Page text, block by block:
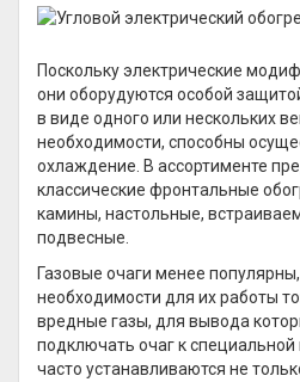
Поскольку электрические
они оборудуются особой
в виде одного или нескольких
необходимости, способны
охлаждение. В ассортименте
классические фронтальные
камины, настольные,
подвесные.
Газовые очаги менее
необходимости для их работы
вредные газы, для вывода
подключать очаг к
часто устанавливаются не